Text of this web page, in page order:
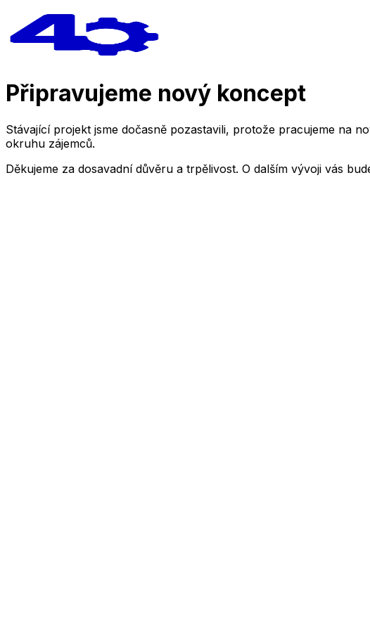
Připravujeme nový koncept
Stávající projekt jsme dočasně pozastavili, protože pracujeme na
okruhu zájemců.
Děkujeme za dosavadní důvěru a trpělivost. O dalším vývoji vás